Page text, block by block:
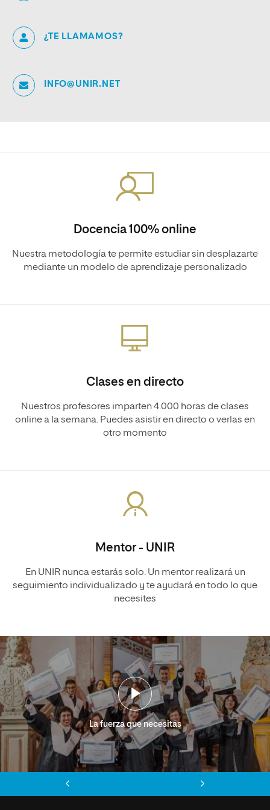
¿TE LLAMAMOS?
INFO@UNIR.NET
Docencia 100% online
Nuestra metodología te permite estudiar sin desplazarte
mediante un modelo de aprendizaje personalizado
Clases en directo
Nuestros profesores imparten 4.000 horas de clases
online a la semana. Puedes asistir en directo o verlas en
otro momento
Mentor - UNIR
En UNIR nunca estarás solo. Un mentor realizará un
seguimiento individualizado y te ayudará en todo lo que
necesites
La fuerza que necesitas